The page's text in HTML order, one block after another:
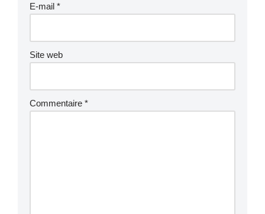
E-mail *
Site web
Commentaire *